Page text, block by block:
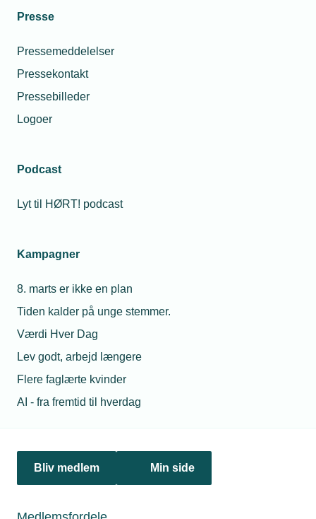
Presse
Pressemeddelelser
Pressekontakt
Pressebilleder
Logoer
Podcast
Lyt til HØRT! podcast
Kampagner
8. marts er ikke en plan
Tiden kalder på unge stemmer.
Værdi Hver Dag
Lev godt, arbejd længere
Flere faglærte kvinder
AI - fra fremtid til hverdag
Bliv medlem Min side
Politik & analyse
jura@tekniq.dk
tekniq@tekniq.dk